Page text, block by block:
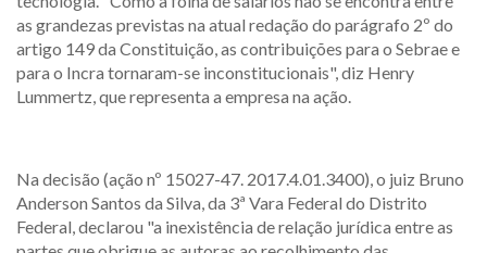
as grandezas previstas na atual redação do parágrafo 2º do
artigo 149 da Constituição, as contribuições para o Sebrae e
para o Incra tornaram-se inconstitucionais", diz Henry
Lummertz, que representa a empresa na ação.
Na decisão (ação nº 15027-47. 2017.4.01.3400), o juiz Bruno
Anderson Santos da Silva, da 3ª Vara Federal do Distrito
Federal, declarou "a inexistência de relação jurídica entre as